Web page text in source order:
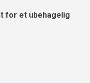
for et ubehagelig